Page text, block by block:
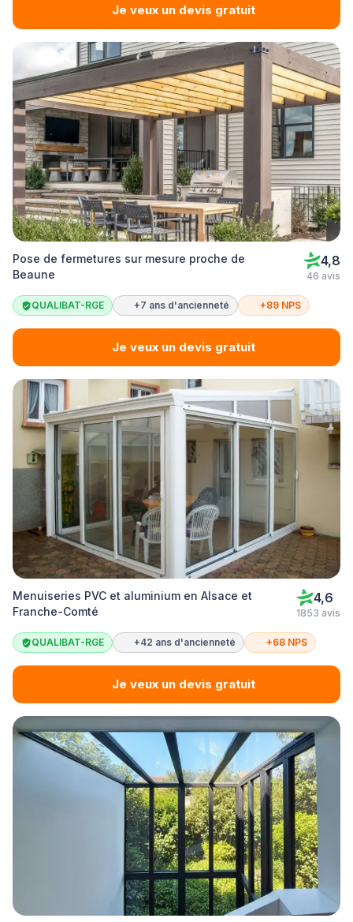
Je veux un devis gratuit
Pose de fermetures sur mesure proche de
Beaune
4,8
46 avis
QUALIBAT-RGE +7 ans d'ancienneté +89 NPS
Je veux un devis gratuit
Menuiseries PVC et aluminium en Alsace et
Franche-Comté
4,6
1853 avis
QUALIBAT-RGE +42 ans d'ancienneté +68 NPS
Je veux un devis gratuit